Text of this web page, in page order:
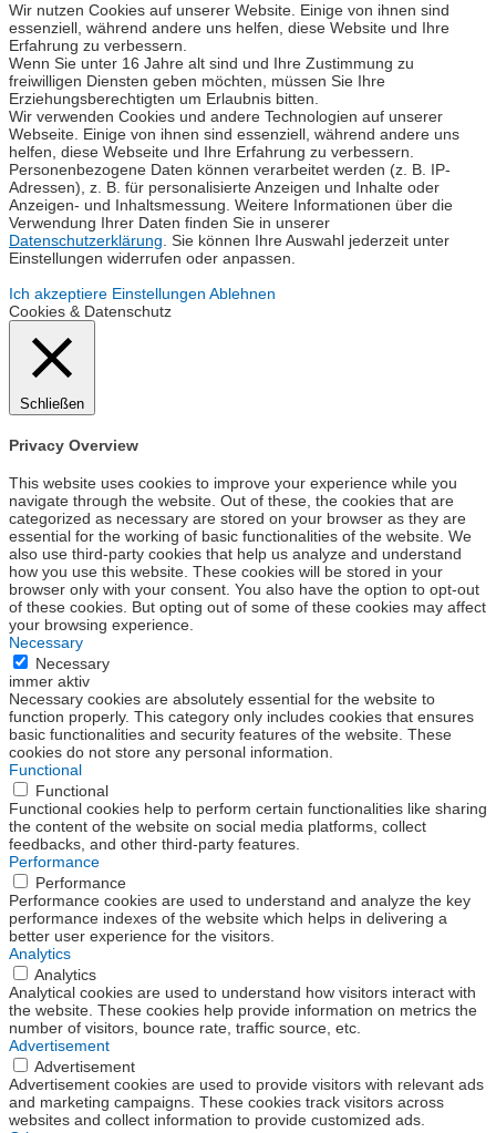
Wir nutzen Cookies auf unserer Website. Einige von ihnen sind
essenziell, während andere uns helfen, diese Website und Ihre
Erfahrung zu verbessern.
Wenn Sie unter 16 Jahre alt sind und Ihre Zustimmung zu
freiwilligen Diensten geben möchten, müssen Sie Ihre
Erziehungsberechtigten um Erlaubnis bitten.
Wir verwenden Cookies und andere Technologien auf unserer
Webseite. Einige von ihnen sind essenziell, während andere uns
helfen, diese Webseite und Ihre Erfahrung zu verbessern.
Personenbezogene Daten können verarbeitet werden (z. B. IP-
Adressen), z. B. für personalisierte Anzeigen und Inhalte oder
Anzeigen- und Inhaltsmessung. Weitere Informationen über die
Verwendung Ihrer Daten finden Sie in unserer
Datenschutzerklärung. Sie können Ihre Auswahl jederzeit unter
Einstellungen widerrufen oder anpassen.
Ich akzeptiere Einstellungen Ablehnen
Cookies & Datenschutz
Schließen
Privacy Overview
This website uses cookies to improve your experience while you
navigate through the website. Out of these, the cookies that are
categorized as necessary are stored on your browser as they are
essential for the working of basic functionalities of the website. We
also use third-party cookies that help us analyze and understand
how you use this website. These cookies will be stored in your
browser only with your consent. You also have the option to opt-out
of these cookies. But opting out of some of these cookies may affect
your browsing experience.
Necessary
Necessary
immer aktiv
Necessary cookies are absolutely essential for the website to
function properly. This category only includes cookies that ensures
basic functionalities and security features of the website. These
cookies do not store any personal information.
Functional
Functional
Functional cookies help to perform certain functionalities like sharing
the content of the website on social media platforms, collect
feedbacks, and other third-party features.
Performance
Performance
Performance cookies are used to understand and analyze the key
performance indexes of the website which helps in delivering a
better user experience for the visitors.
Analytics
Analytics
Analytical cookies are used to understand how visitors interact with
the website. These cookies help provide information on metrics the
number of visitors, bounce rate, traffic source, etc.
Advertisement
Advertisement
Advertisement cookies are used to provide visitors with relevant ads
and marketing campaigns. These cookies track visitors across
websites and collect information to provide customized ads.